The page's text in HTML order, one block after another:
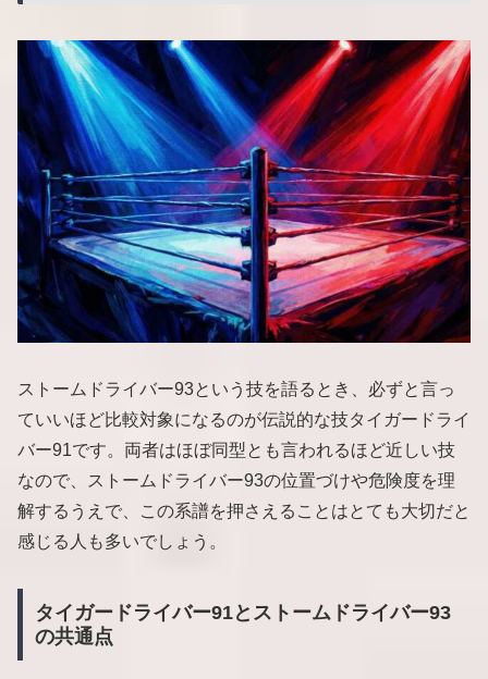
ストームドライバー93という技を語るとき、必ずと言っ
ていいほど比較対象になるのが伝説的な技タイガードライ
バー91です。両者はほぼ同型とも言われるほど近しい技
なので、ストームドライバー93の位置づけや危険度を理
解するうえで、この系譜を押さえることはとても大切だと
感じる人も多いでしょう。
タイガードライバー91とストームドライバー93
の共通点